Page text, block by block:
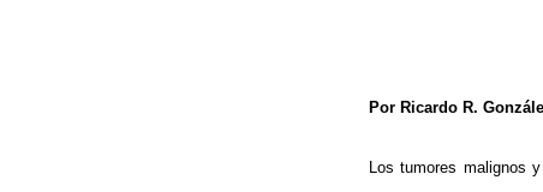
Por Ricardo R.
Los tumores malignos